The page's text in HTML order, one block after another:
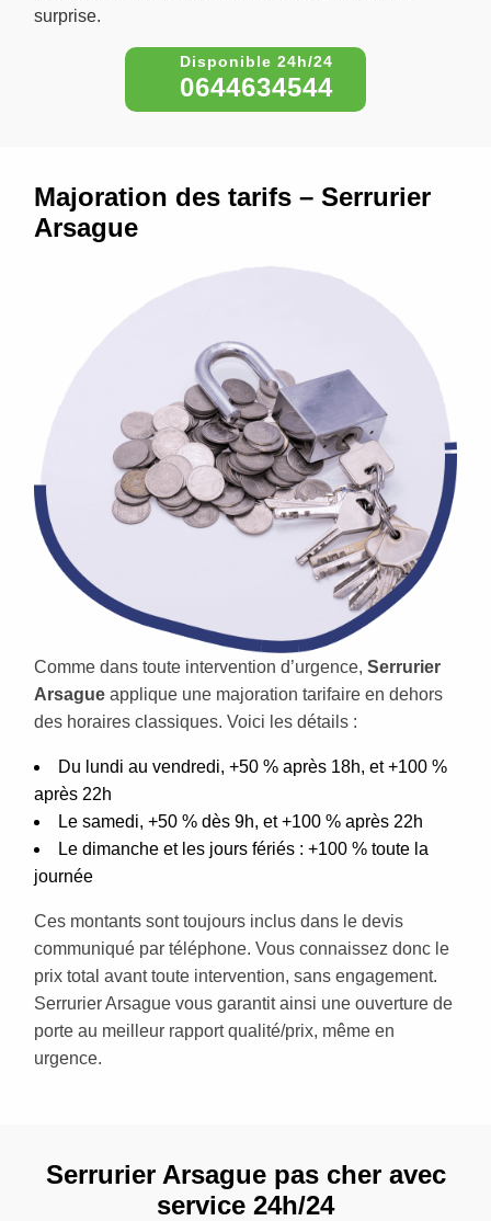
surprise.
0644634544
Majoration des tarifs – Serrurier
Arsague
Comme dans toute intervention d’urgence, Serrurier
Arsague applique une majoration tarifaire en dehors
des horaires classiques. Voici les détails :
Du lundi au vendredi, +50 % après 18h, et +100 %
après 22h
Le samedi, +50 % dès 9h, et +100 % après 22h
Le dimanche et les jours fériés : +100 % toute la
journée
Ces montants sont toujours inclus dans le devis
communiqué par téléphone. Vous connaissez donc le
prix total avant toute intervention, sans engagement.
Serrurier Arsague vous garantit ainsi une ouverture de
porte au meilleur rapport qualité/prix, même en
urgence.
Serrurier Arsague pas cher avec
service 24h/24